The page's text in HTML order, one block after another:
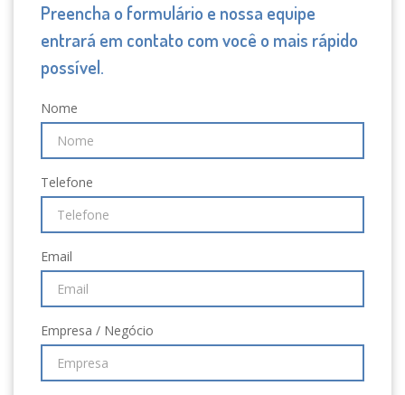
Preencha o formulário e nossa equipe
entrará em contato com você o mais rápido
possível.
Nome
Telefone
Email
Empresa / Negócio